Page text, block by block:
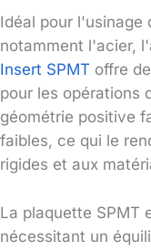
Idéal pour l'usinage
notamment l'acier,
Insert SPMT offre
pour les opérations
géométrie positive
faibles, ce qui le
rigides et aux
La plaquette SPMT
nécessitant un